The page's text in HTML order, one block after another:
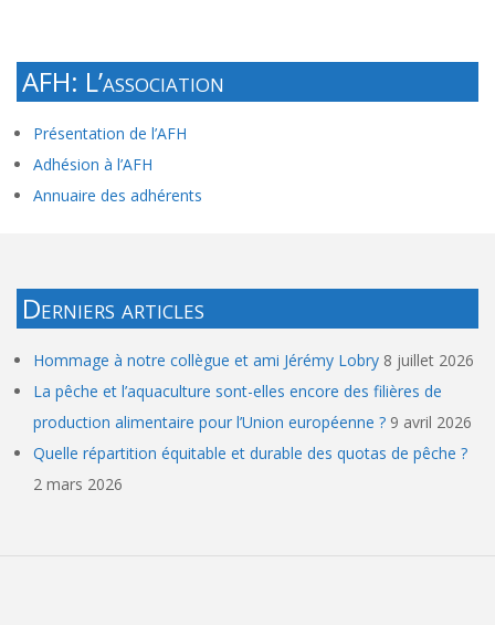
AFH: L’association
Présentation de l’AFH
Adhésion à l’AFH
Annuaire des adhérents
Derniers articles
Hommage à notre collègue et ami Jérémy Lobry 8 juillet 2026
La pêche et l’aquaculture sont-elles encore des filières de
production alimentaire pour l’Union européenne ? 9 avril 2026
Quelle répartition équitable et durable des quotas de pêche ?
2 mars 2026